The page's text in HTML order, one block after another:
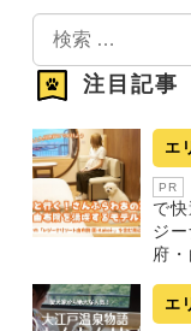
検
索
注目記事
エ
PR
で
ジ
府
エ